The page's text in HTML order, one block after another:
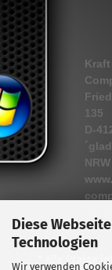
Diese
Technologien
Wir verwenden
Kraft
135
D-
NRW
* Alle Preise